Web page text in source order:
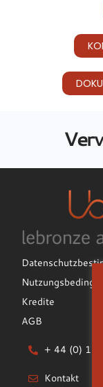
Kredite
AGB
+ 44 (0)
Kontakt